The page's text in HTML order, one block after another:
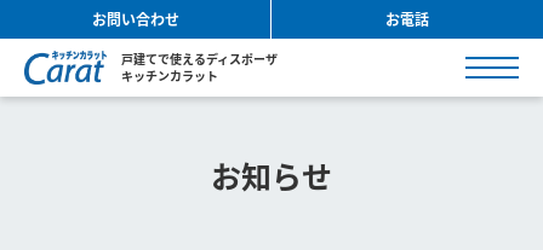
お問い合わせ お電話
戸建てで使えるディスポーザ
キッチンカラット
お知らせ